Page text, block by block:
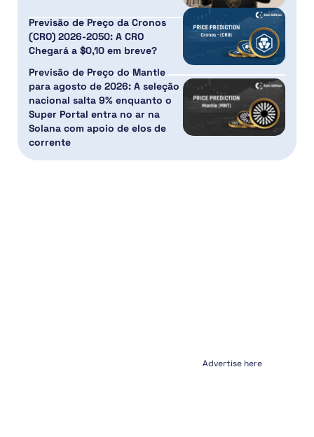
Previsão de Preço da Cronos
(CRO) 2026-2050: A CRO
Chegará a $0,10 em breve?
Previsão de Preço do Mantle
para agosto de 2026: A seleção
nacional salta 9% enquanto o
Super Portal entra no ar na
Solana com apoio de elos de
corrente
Advertise here